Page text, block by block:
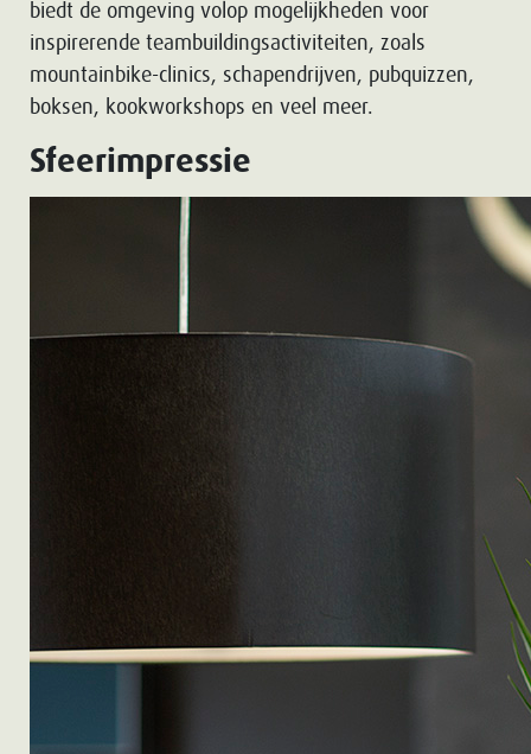
biedt de omgeving volop mogelijkheden voor
inspirerende teambuildingsactiviteiten, zoals
mountainbike-clinics, schapendrijven, pubquizzen,
boksen, kookworkshops en veel meer.
Sfeerimpressie